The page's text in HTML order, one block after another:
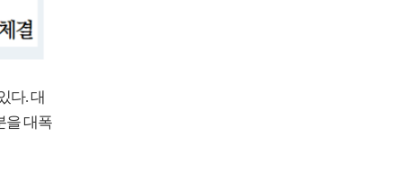
다. 대
을 대폭